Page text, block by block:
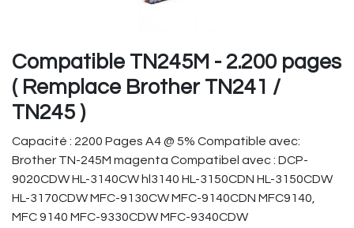
Compatible TN245M - 2.200 pages
( Remplace Brother TN241 /
TN245 )
Capacité : 2200 Pages A4 @ 5% Compatible avec:
Brother TN-245M magenta Compatibel avec : DCP-
9020CDW HL-3140CW hl3140 HL-3150CDN HL-3150CDW
HL-3170CDW MFC-9130CW MFC-9140CDN MFC9140,
MFC 9140 MFC-9330CDW MFC-9340CDW